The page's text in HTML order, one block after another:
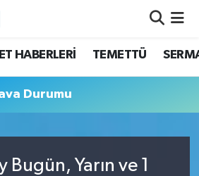
HABERLERİ TEMETTÜ
Durumu
Bugün, Yarın ve 1